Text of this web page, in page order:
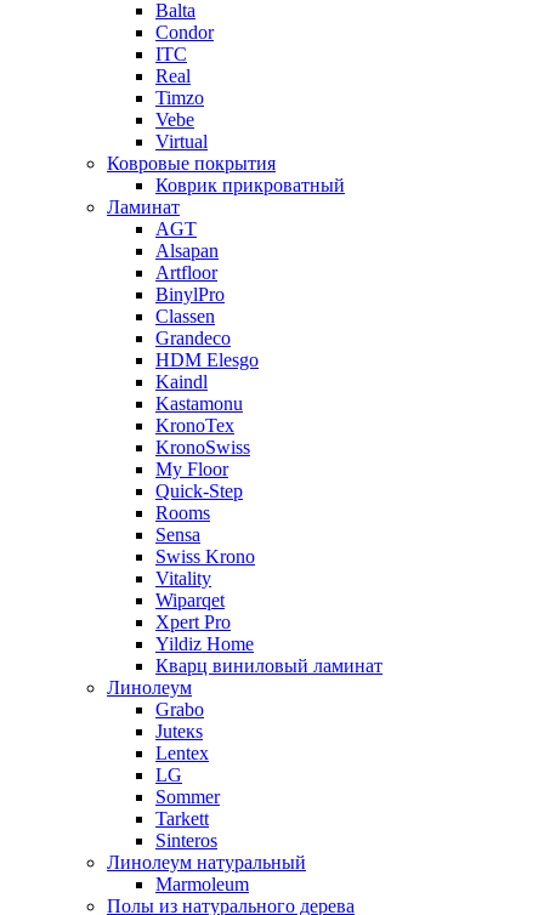
Balta
Condor
ITC
Real
Timzo
Vebe
Virtual
Ковровые покрытия
Коврик прикроватный
Ламинат
AGT
Alsapan
Artfloor
BinylPro
Classen
Grandeco
HDM Elesgo
Kaindl
Kastamonu
KronoTex
KronoSwiss
My Floor
Quick-Step
Rooms
Sensa
Swiss Krono
Vitality
Wiparqet
Xpert Pro
Yildiz Home
Кварц виниловый ламинат
Линолеум
Grabo
Juteкs
Lentex
LG
Sommer
Tarkett
Sinteros
Линолеум натуральный
Marmoleum
Полы из натурального дерева